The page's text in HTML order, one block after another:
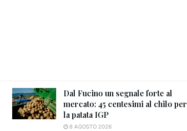
Dal Fucino un segnale forte al
mercato: 45 centesimi al chilo per
la patata IGP
8 AGOSTO 2026